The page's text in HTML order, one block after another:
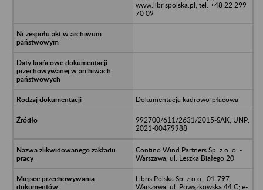
www.librispolska.pl; tel. +48 22 299
70 09
Dokumentacja kadrowo-płacowa
992700/611/2631/2015-SAK; UNP:
2021-00479988
Contino Wind Partners Sp. z o. o. -
Warszawa, ul. Leszka Białego 20
Libris Polska Sp. z o.o., 01-797
Warszawa, ul. Powązkowska 44 C; e-